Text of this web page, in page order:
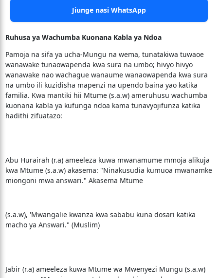
Jiunge nasi WhatsApp
Ruhusa ya Wachumba Kuonana Kabla ya Ndoa
Pamoja na sifa ya ucha-Mungu na wema, tunatakiwa tuwaoe
wanawake tunaowapenda kwa sura na umbo; hivyo hivyo
wanawake nao wachague wanaume wanaowapenda kwa sura
na umbo ili kuzidisha mapenzi na upendo baina yao katika
familia. Kwa mantiki hii Mtume (s.a.w) ameruhusu wachumba
kuonana kabla ya kufunga ndoa kama tunavyojifunza katika
hadithi zifuatazo:
Abu Hurairah (r.a) ameeleza kuwa mwanamume mmoja alikuja
kwa Mtume (s.a.w) akasema: "Ninakusudia kumuoa mwanamke
miongoni mwa answari." Akasema Mtume
(s.a.w), 'Mwangalie kwanza kwa sababu kuna dosari katika
macho ya Answari." (Muslim)
Jabir (r.a) ameeleza kuwa Mtume wa Mwenyezi Mungu (s.a.w)